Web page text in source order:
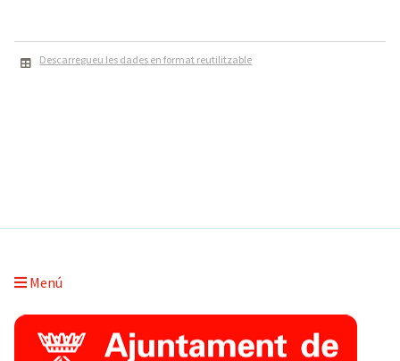
Descarregueu les dades en format reutilitzable
Menú